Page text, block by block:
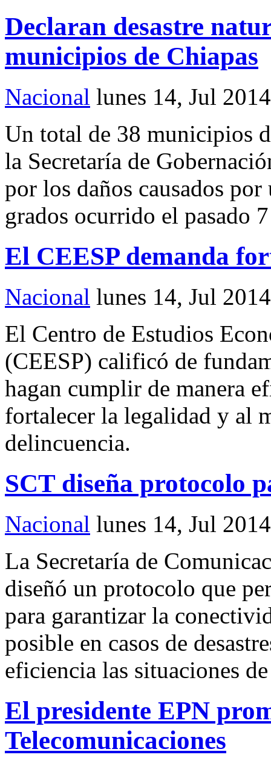
Declaran desastre
municipios de Chiapas
Nacional lunes 14, Jul 2014
Un total de 38 municipios
la Secretaría de
por los daños causados
grados ocurrido el pasado
El CEESP demanda
Nacional lunes 14, Jul 2014
El Centro de Estudios
(CEESP) calificó de
hagan cumplir de manera
fortalecer la legalidad y al
delincuencia.
SCT diseña protocolo
Nacional lunes 14, Jul 2014
La Secretaría de
diseñó un protocolo que
para garantizar la
posible en casos de
eficiencia las situaciones
El presidente EPN
Telecomunicaciones